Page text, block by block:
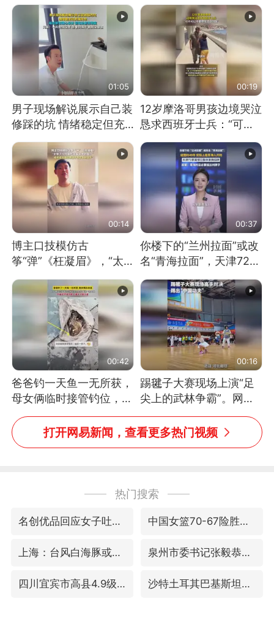
01:05
男子现场解说展示自己装
修踩的坑 情绪稳定但充
满无奈 每处都有精心设
计 但每处都有瑕疵 网
友：一开始我没笑 但看
到洗手盆我没绷住
00:19
12岁摩洛哥男孩边境哭泣
恳求西班牙士兵：“可不
可以不要把我遣返回国”
00:14
博主口技模仿古
筝“弹”《枉凝眉》，“太
像了～你是吃古筝长大的
吗？”“或将成为首位考级
不带古筝的选手。”（来
源：新华每日电讯）
00:37
你楼下的“兰州拉面”或改
名“青海拉面”，天津72家
面馆已集体更换招牌
00:42
爸爸钓一天鱼一无所获，
母女俩临时接管钓位，用
玩具鱼竿钓上大鱼
00:16
踢毽子大赛现场上演“足
尖上的武林争霸”。网
友：这哪是踢毽子，分明
是武侠片现场！#睡个好
打开网易新闻，查看更多热门视频
热门搜索
名创优品回应女子吐槽内裤质量差 中国女篮70-67险胜尼日利亚女篮
上海：台风白海豚或将带来龙卷风 泉州市委书记张毅恭被查
四川宜宾市高县4.9级地震致1人死亡 沙特土耳其巴基斯坦签署共同防务协议